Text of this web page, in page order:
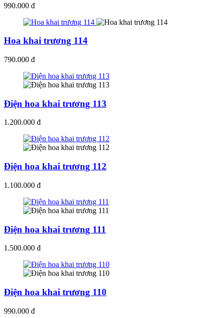
990.000 đ
Hoa khai trương 114
790.000 đ
Điện hoa khai trương 113
1.200.000 đ
Điện hoa khai trương 112
1.100.000 đ
Điện hoa khai trương 111
1.500.000 đ
Điện hoa khai trương 110
990.000 đ